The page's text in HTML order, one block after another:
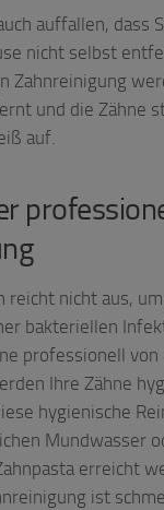
auffallen, dass
nicht selbst
Zahnreinigung
und die Zähne
auf.
reicht nicht aus,
bakteriellen
professionell
Ihre Zähne
hygienische
Mundwasser
erreicht
ist